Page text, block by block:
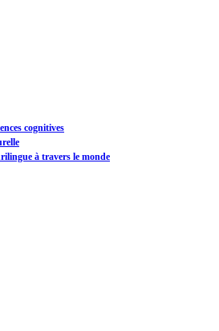
cognitives
à travers le monde